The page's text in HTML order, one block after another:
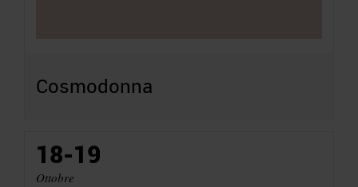
Cosmodonna
18-19
Ottobre